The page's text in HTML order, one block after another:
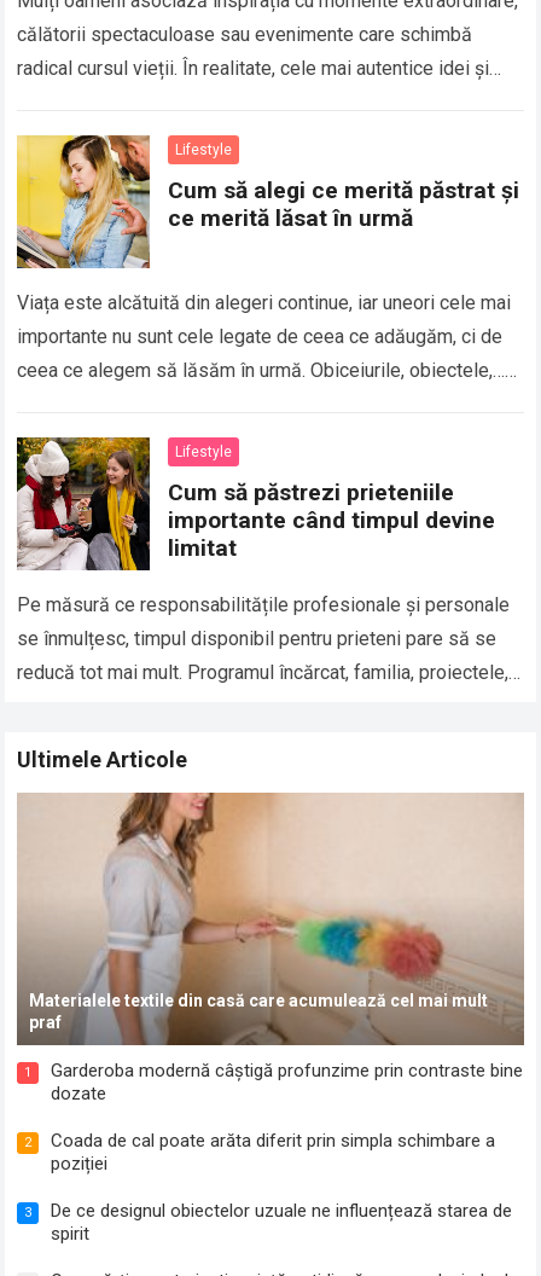
călătorii spectaculoase sau evenimente care schimbă
radical cursul vieții. În realitate, cele mai autentice idei și
Lifestyle
Cum să alegi ce merită păstrat și
ce merită lăsat în urmă
Viața este alcătuită din alegeri continue, iar uneori cele mai
importante nu sunt cele legate de ceea ce adăugăm, ci de
ceea ce alegem să lăsăm în urmă. Obiceiurile, obiectele,…
Lifestyle
Cum să păstrezi prieteniile
importante când timpul devine
limitat
Pe măsură ce responsabilitățile profesionale și personale
se înmulțesc, timpul disponibil pentru prieteni pare să se
reducă tot mai mult. Programul încărcat, familia, proiectele,
Ultimele Articole
Materialele textile din casă care acumulează cel mai mult
praf
1
Garderoba modernă câștigă profunzime prin contraste bine
dozate
2
Coada de cal poate arăta diferit prin simpla schimbare a
poziției
3
De ce designul obiectelor uzuale ne influențează starea de
spirit